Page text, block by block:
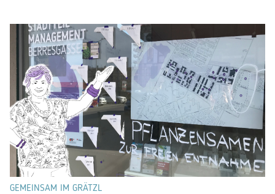
GEMEINSAM IM GRÄTZL